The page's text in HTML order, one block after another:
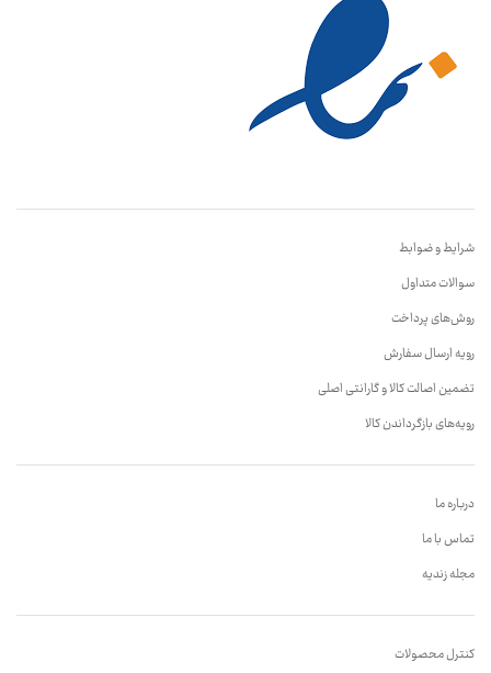
شرایط و ضوابط
سوالات متداول
روش‌های پرداخت
رویه ارسال سفارش
تضمین اصالت کالا و گارانتی اصلی
رویه‌های بازگرداندن کالا
درباره ما
تماس با ما
مجله زندیه
کنترل محصولات